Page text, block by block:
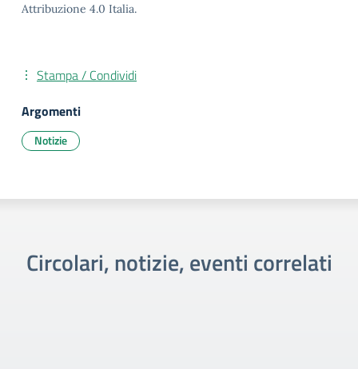
Attribuzione 4.0 Italia.
Stampa / Condividi
Argomenti
Notizie
Circolari, notizie, eventi correlati